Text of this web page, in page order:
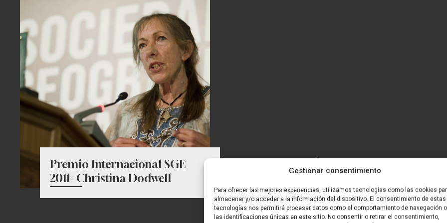
Gestionar consentimiento
Para ofrecer las mejores experiencias, utilizamos tecnologías como las cookies
almacenar y/o acceder a la información del dispositivo. El consentimiento de estas
tecnologías nos permitirá procesar datos como el comportamiento de navegación o
las identificaciones únicas en este sitio. No consentir o retirar el consentimiento,
Premio Internacional SGE
2011- Christina Dodwell